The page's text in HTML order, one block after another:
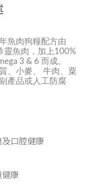
魚肉狗糧配方由
靈魚肉，加上100%
3 & 6 而成。
、小麥、 牛肉、粟
產品或人工防腐
口腔健康
康